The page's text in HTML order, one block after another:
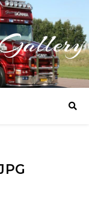
Gallery